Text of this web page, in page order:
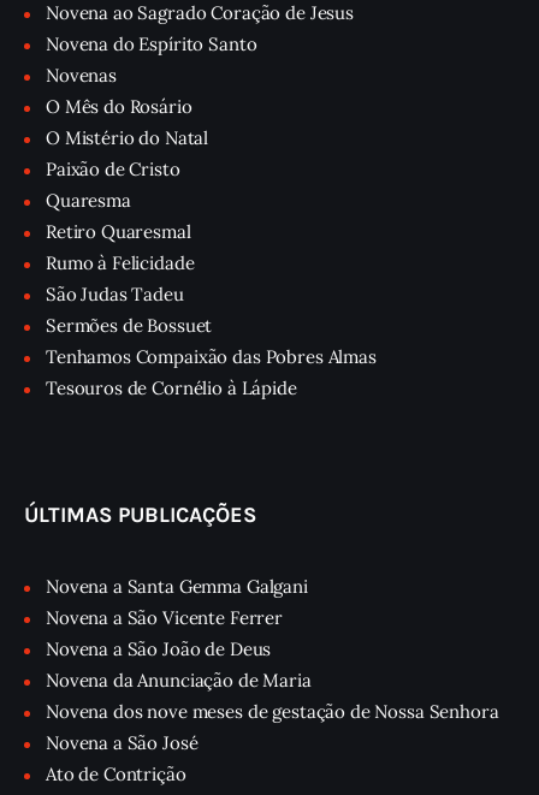
Novena ao Sagrado Coração de Jesus
Novena do Espírito Santo
Novenas
O Mês do Rosário
O Mistério do Natal
Paixão de Cristo
Quaresma
Retiro Quaresmal
Rumo à Felicidade
São Judas Tadeu
Sermões de Bossuet
Tenhamos Compaixão das Pobres Almas
Tesouros de Cornélio à Lápide
ÚLTIMAS PUBLICAÇÕES
Novena a Santa Gemma Galgani
Novena a São Vicente Ferrer
Novena a São João de Deus
Novena da Anunciação de Maria
Novena dos nove meses de gestação de Nossa Senhora
Novena a São José
Ato de Contrição